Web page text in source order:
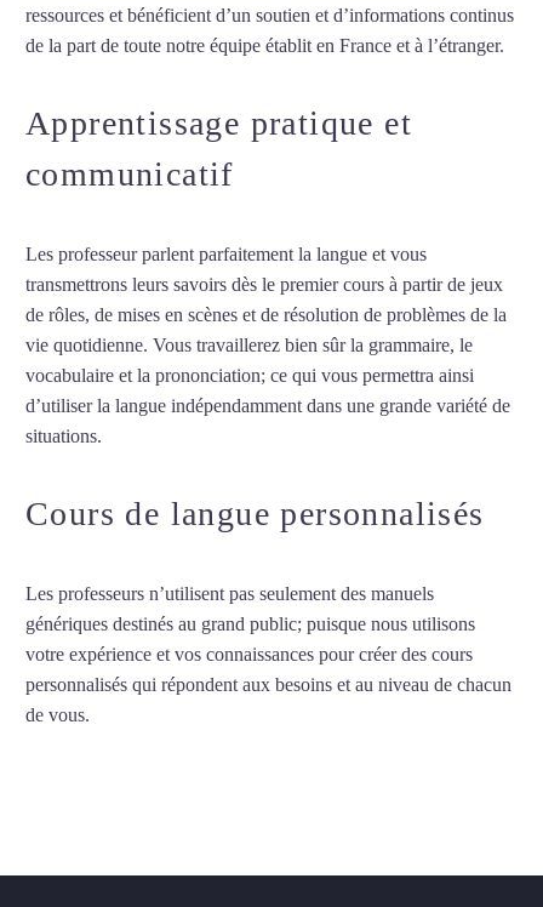
ressources et bénéficient d’un soutien et d’informations continus
de la part de toute notre équipe établit en France et à l’étranger.
Apprentissage pratique et
communicatif
Les professeur parlent parfaitement la langue et vous
transmettrons leurs savoirs dès le premier cours à partir de jeux
de rôles, de mises en scènes et de résolution de problèmes de la
vie quotidienne. Vous travaillerez bien sûr la grammaire, le
vocabulaire et la prononciation; ce qui vous permettra ainsi
d’utiliser la langue indépendamment dans une grande variété de
situations.
Cours de langue personnalisés
Les professeurs n’utilisent pas seulement des manuels
génériques destinés au grand public; puisque nous utilisons
votre expérience et vos connaissances pour créer des cours
personnalisés qui répondent aux besoins et au niveau de chacun
de vous.